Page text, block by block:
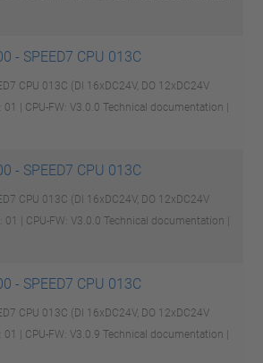
- SPEED7 CPU 013C
CPU 013C (DI 16xDC24V, DO 12xDC24V
| CPU-FW: V3.0.0 Technical documentation |
- SPEED7 CPU 013C
CPU 013C (DI 16xDC24V, DO 12xDC24V
01 | CPU-FW: V3.0.0 Technical documentation |
- SPEED7 CPU 013C
CPU 013C (DI 16xDC24V, DO 12xDC24V
| CPU-FW: V3.0.9 Technical documentation |